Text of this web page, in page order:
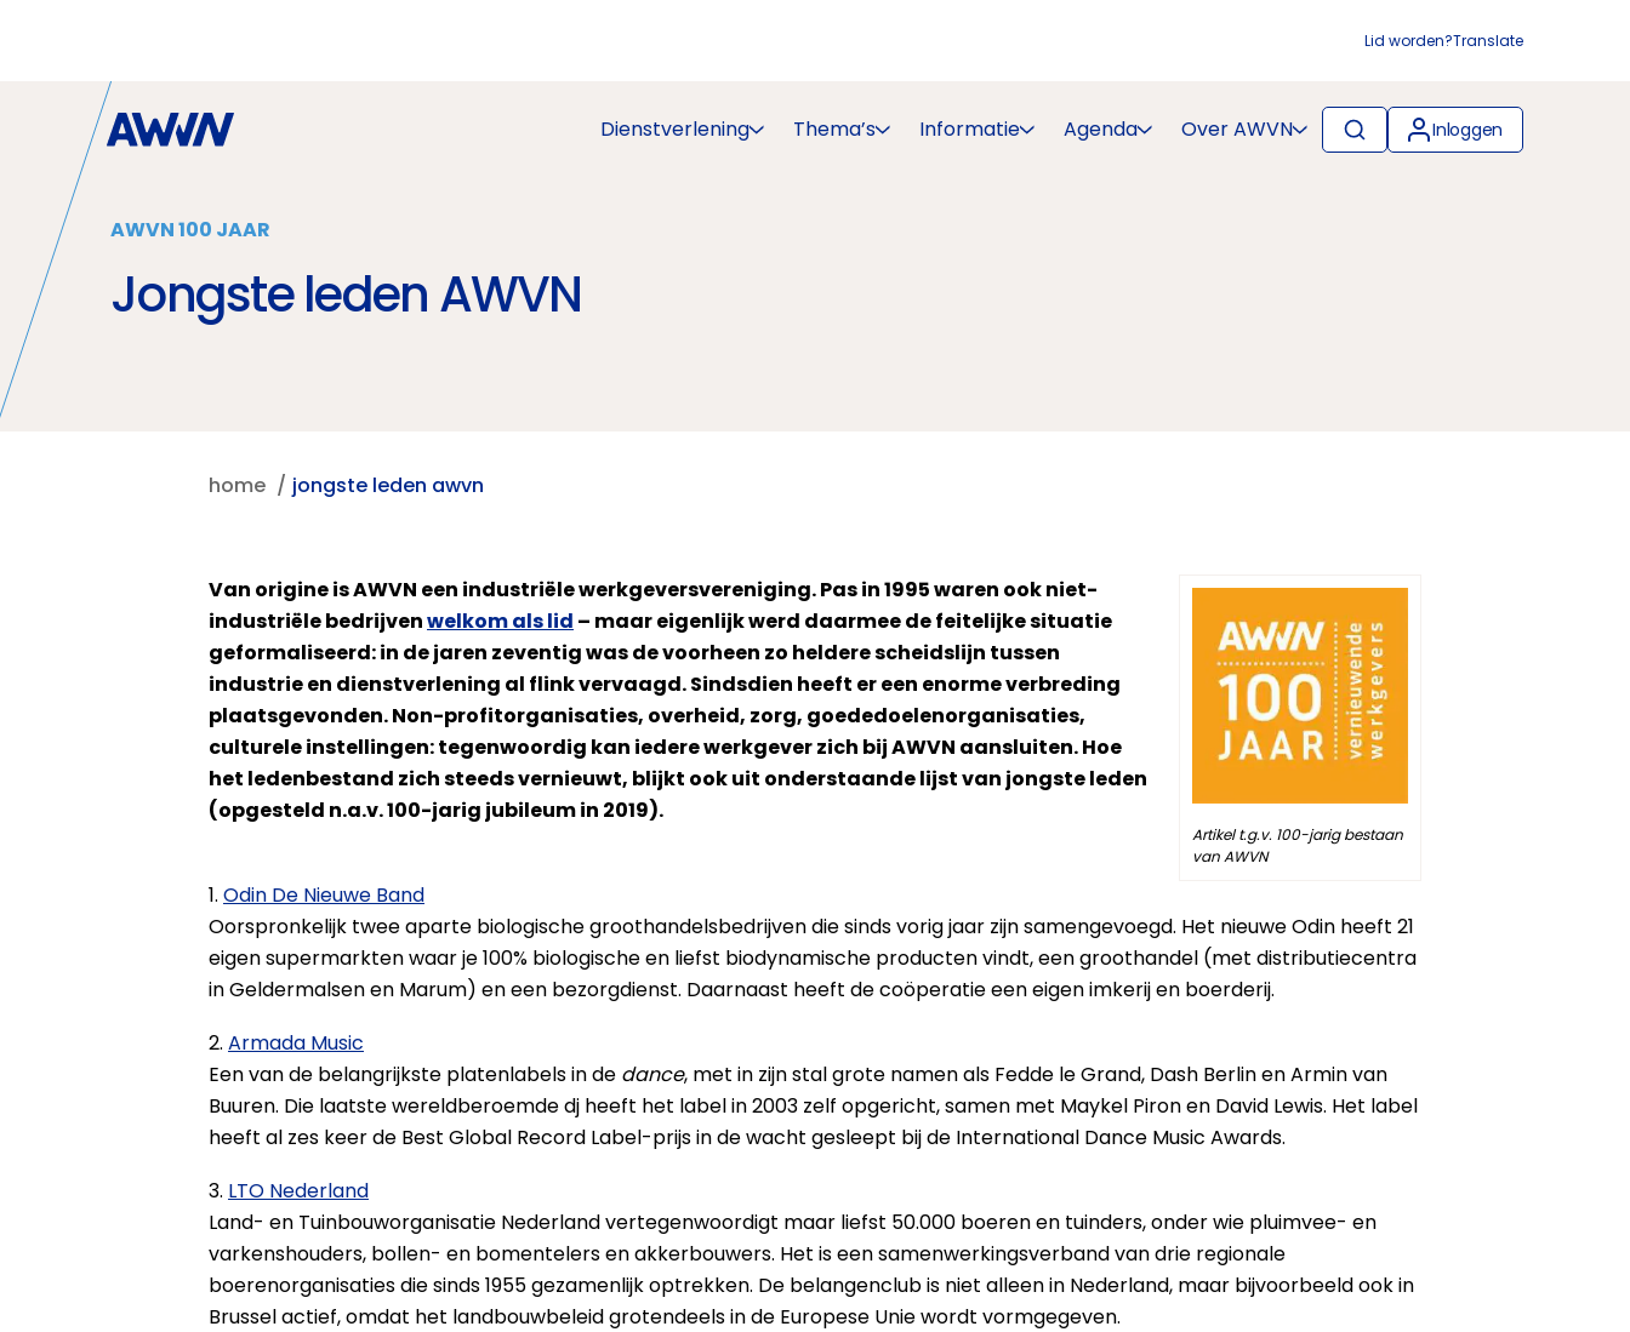
Lid worden?Translate
Dienstverlening Thema’s Informatie Agenda Over AWVN Inloggen
AWVN 100 JAAR
Jongste leden AWVN
home jongste leden awvn
Artikel t.g.v. 100-jarig bestaan
van AWVN
Van origine is AWVN een industriële werkgeversvereniging. Pas in 1995 waren ook niet-
industriële bedrijvenwelkom als lid – maar eigenlijk werd daarmee de feitelijke situatie
geformaliseerd: in de jaren zeventig was de voorheen zo heldere scheidslijn tussen
industrie en dienstverlening al flink vervaagd. Sindsdien heeft er een enorme verbreding
plaatsgevonden. Non-profitorganisaties, overheid, zorg, goededoelenorganisaties,
culturele instellingen: tegenwoordig kan iedere werkgever zich bij AWVN aansluiten. Hoe
het ledenbestand zich steeds vernieuwt, blijkt ook uit onderstaande lijst van jongste leden
(opgesteld n.a.v. 100-jarig jubileum in 2019).
1. Odin De Nieuwe Band
Oorspronkelijk twee aparte biologische groothandelsbedrijven die sinds vorig jaar zijn samengevoegd. Het nieuwe Odin heeft 21
eigen supermarkten waar je 100% biologische en liefst biodynamische producten vindt, een groothandel (met distributiecentra
in Geldermalsen en Marum) en een bezorgdienst. Daarnaast heeft de coöperatie een eigen imkerij en boerderij.
2. Armada Music
Een van de belangrijkste platenlabels in de dance, met in zijn stal grote namen als Fedde le Grand, Dash Berlin en Armin van
Buuren. Die laatste wereldberoemde dj heeft het label in 2003 zelf opgericht, samen met Maykel Piron en David Lewis. Het label
heeft al zes keer de Best Global Record Label-prijs in de wacht gesleept bij de International Dance Music Awards.
3. LTO Nederland
Land- en Tuinbouworganisatie Nederland vertegenwoordigt maar liefst 50.000 boeren en tuinders, onder wie pluimvee- en
varkenshouders, bollen- en bomentelers en akkerbouwers. Het is een samenwerkingsverband van drie regionale
boerenorganisaties die sinds 1955 gezamenlijk optrekken. De belangenclub is niet alleen in Nederland, maar bijvoorbeeld ook in
Brussel actief, omdat het landbouwbeleid grotendeels in de Europese Unie wordt vormgegeven.